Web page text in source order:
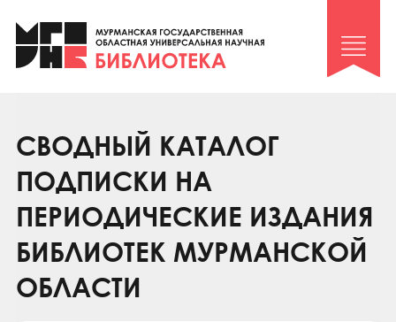
Клуб «Гиря и сельдерей»
Клуб «Семейный архив»
Коллегам
Контакты
СВОДНЫЙ КАТАЛОГ
ПОДПИСКИ НА
ПЕРИОДИЧЕСКИЕ ИЗДАНИЯ
БИБЛИОТЕК МУРМАНСКОЙ
ОБЛАСТИ